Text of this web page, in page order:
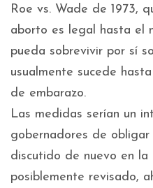
Roe vs. Wade de 1973,
aborto es legal hasta el
pueda sobrevivir por sí
usualmente sucede
de embarazo.
Las medidas serían un
gobernadores de
discutido de nuevo en la
posiblemente revisado,